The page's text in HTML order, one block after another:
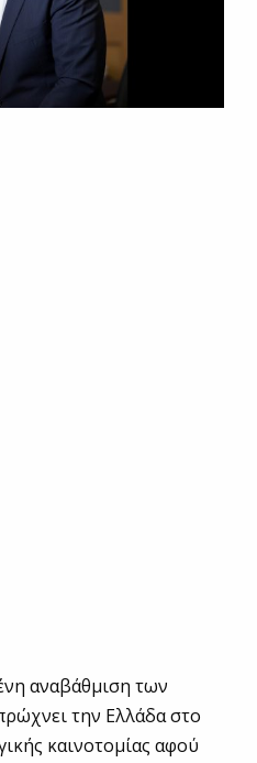
αναβάθμιση των
την Ελλάδα στο
καινοτομίας αφού